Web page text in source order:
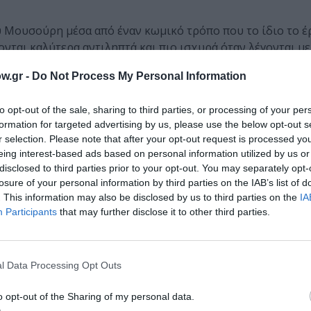
- Do Not Process My Personal Information
opt-out of the sale, sharing to third parties, or processing of your
for targeted advertising by us, please use the below opt-out
selection. Please note that after your opt-out request is processed
interest-based ads based on personal information utilized by us
to third parties prior to your opt-out. You may separately
of your personal information by third parties on the IAB’s list of
This information may also be disclosed by us to third parties on the
Participants that may further disclose it to other third parties.
Data Processing Opt Outs
opt-out of the Sharing of my personal data.
μέσα από έναν κωμικό τρόπο που το ίδιο το
καλύτερα αντιληπτά και πιο ισχυρά όταν λέγονται
γύρω από αυτόν. Και επειδή οι περισσότεροι
αποτελεσματικό, επειδή πιστεύουμε ότι αυτοί που
Βούβαλος» μιλάει για τα ήθη των επιχειρησιακών
μεγάλη, και για τους ηθικούς συμβιβασμούς που
λέγεται “μπίζνες” όταν έγραψα το έργο. Καθόμουν
πώς έφευγαν. Οι επιχειρηματίες έφευγαν
Στην πραγματικότητα, ήταν θυμωμένοι επειδή το έργο
ωστόσο να κάνει πολιτικές παραβολές. Γράφει